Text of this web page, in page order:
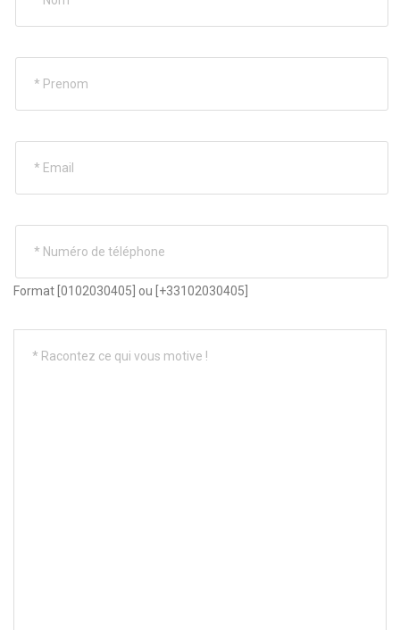
Format [0102030405] ou [+33102030405]